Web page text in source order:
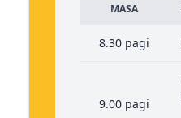
MASA
8.30 pagi
9.00 pagi